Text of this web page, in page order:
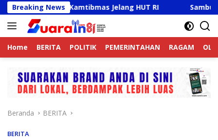
Langsung
ke
konten
Breaking News
Kamtibmas Jelang HUT RI Sambut HUT RI Ke-
Home BERITA POLITIK PEMERINTAHAN RAGAM
Beranda BERITA
BERITA